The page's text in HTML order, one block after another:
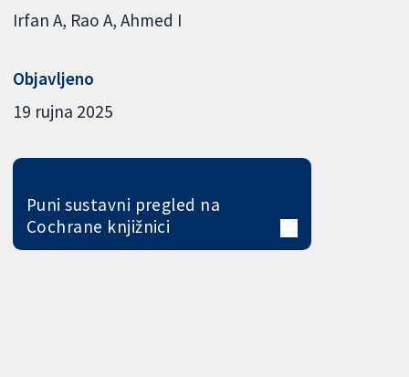
Irfan A Rao A Ahmed I
Objavljeno
19 rujna 2025
Puni sustavni pregled na
Cochrane knjižnici